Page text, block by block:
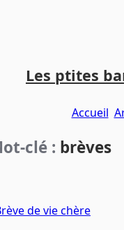
Les ptites
Accueil
clé : brèves
de vie chère